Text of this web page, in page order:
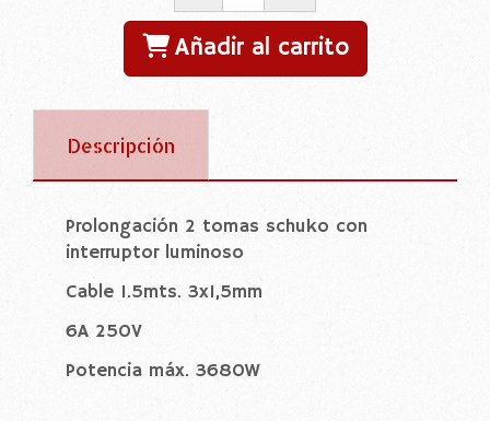
Añadir al carrito
Descripción
Prolongación 2 tomas schuko con
interruptor luminoso
Cable 1.5mts. 3x1,5mm
6A 250V
Potencia máx. 3680W